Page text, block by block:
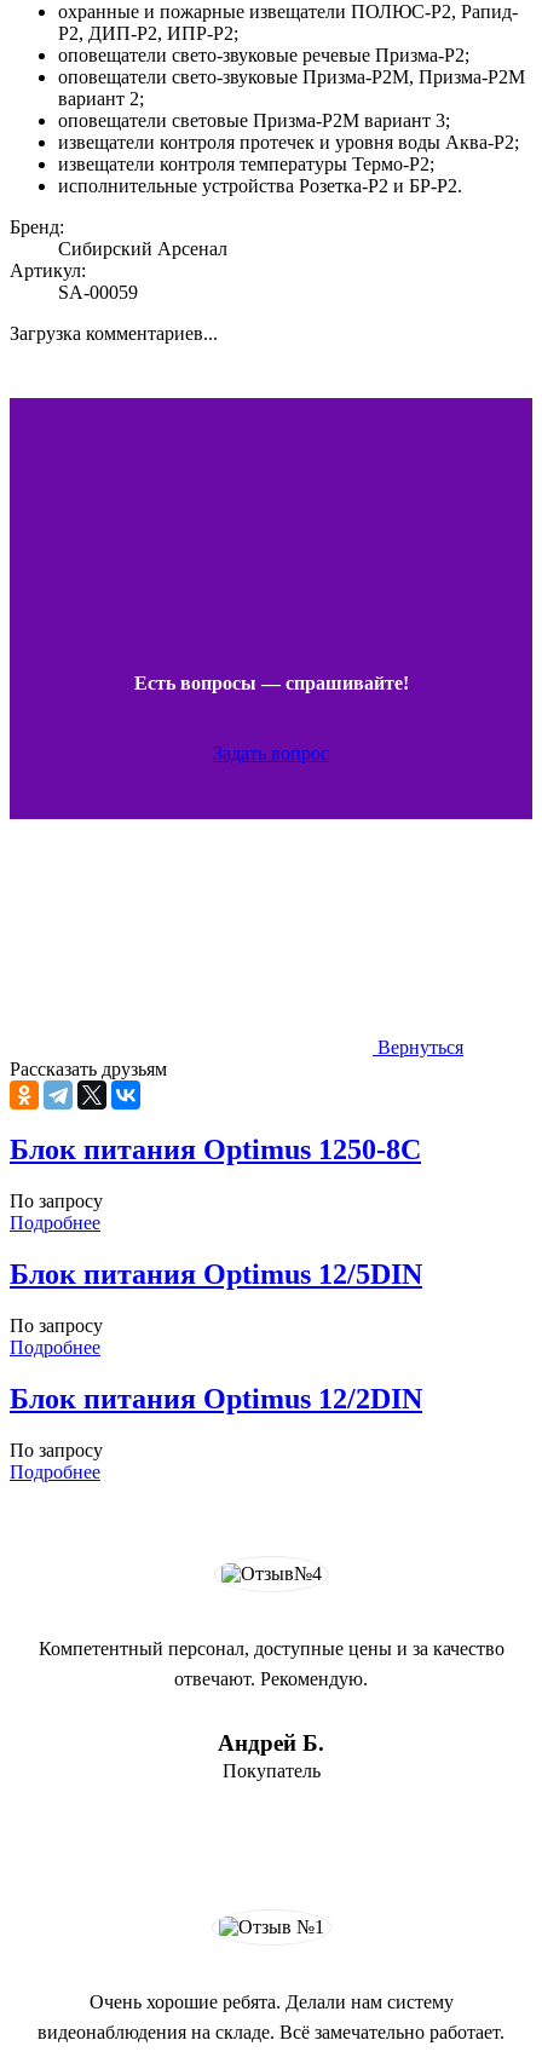
охранные и пожарные извещатели ПОЛЮС-Р2, Рапид-
Р2, ДИП-Р2, ИПР-Р2;
оповещатели свето-звуковые речевые Призма-Р2;
оповещатели свето-звуковые Призма-Р2М, Призма-Р2М
вариант 2;
оповещатели световые Призма-Р2М вариант 3;
извещатели контроля протечек и уровня воды Аква-Р2;
извещатели контроля температуры Термо-Р2;
исполнительные устройства Розетка-Р2 и БР-Р2.
Бренд:
Сибирский Арсенал
Артикул:
SA-00059
Загрузка комментариев...
Есть вопросы — спрашивайте!
Задать вопрос
Вернуться
Рассказать друзьям
Блок питания Optimus 1250-8C
По запросу
Подробнее
Блок питания Optimus 12/5DIN
По запросу
Подробнее
Блок питания Optimus 12/2DIN
По запросу
Подробнее
Компетентный персонал, доступные цены и за качество
отвечают. Рекомендую.
Андрей Б.
Покупатель
Очень хорошие ребята. Делали нам систему
видеонаблюдения на складе. Всё замечательно работает.